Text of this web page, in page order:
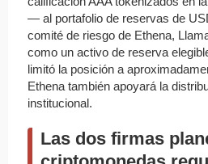
— al portafolio de reservas de
comité de riesgo de Ethena,
como un activo de reserva
limitó la posición a
Ethena también apoyará la
institucional.
Las dos firmas